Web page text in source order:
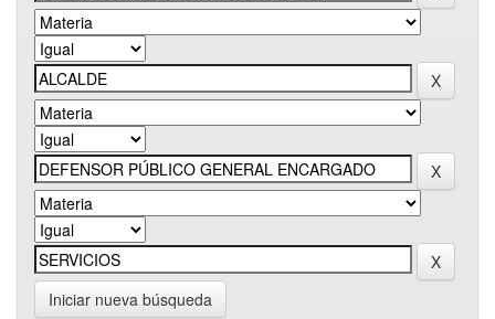
Iniciar nueva búsqueda